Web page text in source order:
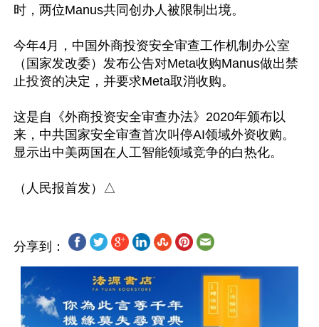
时，两位Manus共同创办人被限制出境。
今年4月，中国外商投资安全审查工作机制办公室
（国家发改委）发布公告对Meta收购Manus做出禁
止投资的决定，并要求Meta取消收购。
这是自《外商投资安全审查办法》2020年颁布以
来，中共国家安全审查首次叫停AI领域外资收购。
显示出中美两国在人工智能领域竞争的白热化。
分享到：